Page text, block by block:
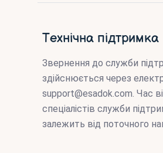
Технічна підтримка
Звернення до служби
здійснюється через
support@esadok.com. Час
спеціалістів служби
залежить від поточного